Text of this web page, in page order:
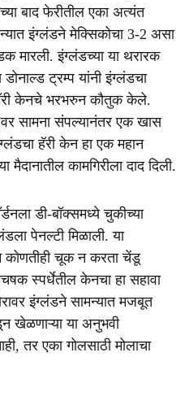
बाद फेरीतील एका अत्यंत
इंग्लंडने मेक्सिकोचा 3-2 असा
मारली. इंग्लंडच्या या थरारक
ट्रम्प यांनी इंग्लंडचा
केनचे भरभरुन कौतुक केले.
सामना संपल्यानंतर एक खास
हॅरी केन हा एक महान
कामगिरीला दाद दिली.
डी-बॉक्समध्ये चुकीच्या
पेनल्टी मिळाली. या
कोणतीही चूक न करता चेंडू
स्पर्धेतील केनचा हा सहावा
इंग्लंडने सामन्यात मजबूत
खेळणाऱ्या या अनुभवी
तर एका गोलसाठी मोलाचा